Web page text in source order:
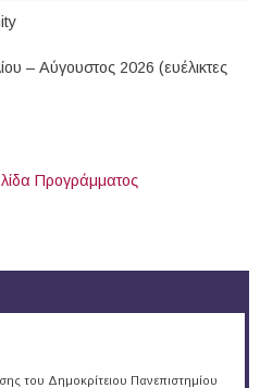
– Αύγουστος 2026 (ευέλικτες
Προγράμματος
του Δημοκρίτειου Πανεπιστημίου